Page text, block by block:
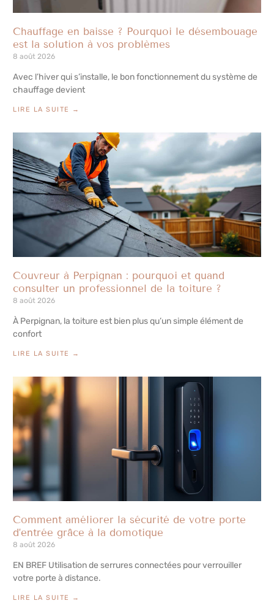
Chauffage en baisse ? Pourquoi le désembouage
est la solution à vos problèmes
8 août 2026
Avec l’hiver qui s’installe, le bon fonctionnement du système de
chauffage devient
LIRE LA SUITE →
Couvreur à Perpignan : pourquoi et quand
consulter un professionnel de la toiture ?
8 août 2026
À Perpignan, la toiture est bien plus qu’un simple élément de
confort
LIRE LA SUITE →
Comment améliorer la sécurité de votre porte
d’entrée grâce à la domotique
8 août 2026
EN BREF Utilisation de serrures connectées pour verrouiller
votre porte à distance.
LIRE LA SUITE →